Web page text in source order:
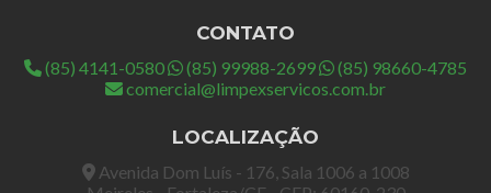
CONTATO
(85) 4141-0580 (85) 99988-2699
(85) 98660-4785
comercial@limpexservicos.com.br
LOCALIZAÇÃO
Avenida Dom Luís - 176, Sala 1006 a 1008